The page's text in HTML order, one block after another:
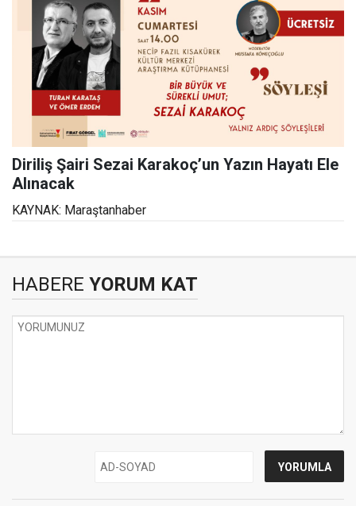
Diriliş Şairi Sezai Karakoç’un Yazın Hayatı Ele
Alınacak
KAYNAK: Maraştanhaber
HABERE YORUM KAT